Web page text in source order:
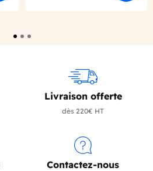
Livraison offerte
dès 220€ HT
Contactez-nous